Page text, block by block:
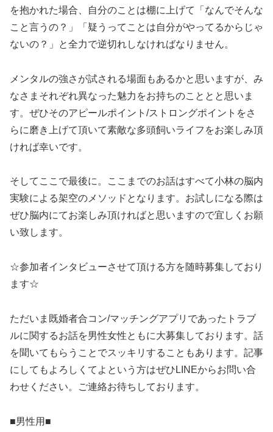
を抱かれた場合、自分のことは棚に上げて「なんでそんな
こと言うの？」「疑うってことは自分がやってるからじゃ
ないの？」と全力で逆切れしなければなりません。
メンタルの強さが試される場面もあるかと思いますが、み
なさまそれぞれ異なった魅力をお持ちのこととと思いま
す。ぜひそのアピールポイント/ストロングポイントをさ
らに磨き上げて頂いて素敵な多頭飼いライフをお楽しみ頂
ければ幸いです。
そしてここで最後に。ここまでのお話はすべて小林の脳内
実験による架空のメソッドとなります。お試しになる際は
ぜひ脳内にてお楽しみ頂ければと思いますので宜しくお願
い致します。
☆参加者インタビューさせて頂ける方を随時募集しており
ます☆
ただいま既婚者合コン/マッチングアプリであったトラブ
ルに関するお話を男性女性ともに大募集しております。話
を聞いてもらうことでスッキリすることもあります。記事
にしてもよろしくてよという方はぜひLINEからお問い合
わせください。ご連絡お待ちしております。
■男性用■